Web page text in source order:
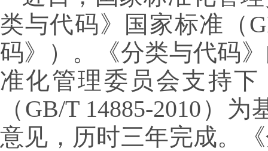
类与代码》国家标准（
码》）。《分类与代码
准化管理委员会支持
（GB/T 14885-2010）
意见，历时三年完成。